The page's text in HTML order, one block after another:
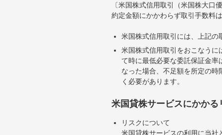
〔米国株式信用取引（米国株大口
約定金額にかかわらず取引手数料
米国株式信用取引には、上記
米国株式信用取引をおこなう
て時に最低必要な委託保証金
なった場合、不足額を所定の
く必要があります。
米国貸株サービスにかかる
リスクについて
米国貸株サービスの利用に当